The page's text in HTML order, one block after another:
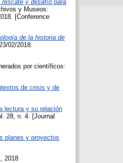
y desafío para
y Museos:
[Conference
de la historia de
02/2018.
por científicos:
de crisis y de
lectura y su relación
28, n. 4. [Journal
planes y proyectos
, 2018